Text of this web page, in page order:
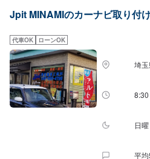
れ】【1】お問い合わせ【2】車の確認・
ついて】作業中にお車が必要なお客様には
すので事前にご相談ください。代車は、ご
ぼすべてにETC、ナビが付いております。
ただいております。【定休日・営業時間】
わせください。営業時間：9:00~18:00
Jpit MINAMIのカーナビ取り付
代車OK ローンOK
埼
日
平